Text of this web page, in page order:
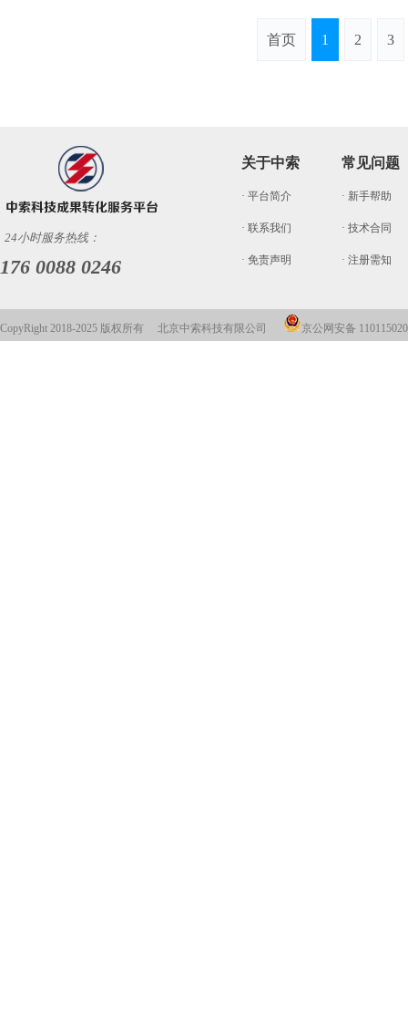
首页 1 2 3
24小时服务热线：
176 0088 0246
关于中索
· 平台简介
· 联系我们
· 免责声明
常见问题
· 新手帮助
· 技术合同
· 注册需知
CopyRight 2018-2025 版权所有 北京中索科技有限公司 京公网安备